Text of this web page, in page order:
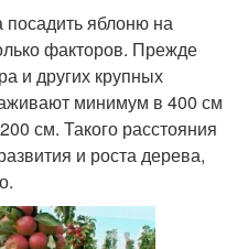
посадить яблоню на
факторов. Прежде
и других крупных
минимум в 400 см
см. Такого расстояния
и роста дерева,